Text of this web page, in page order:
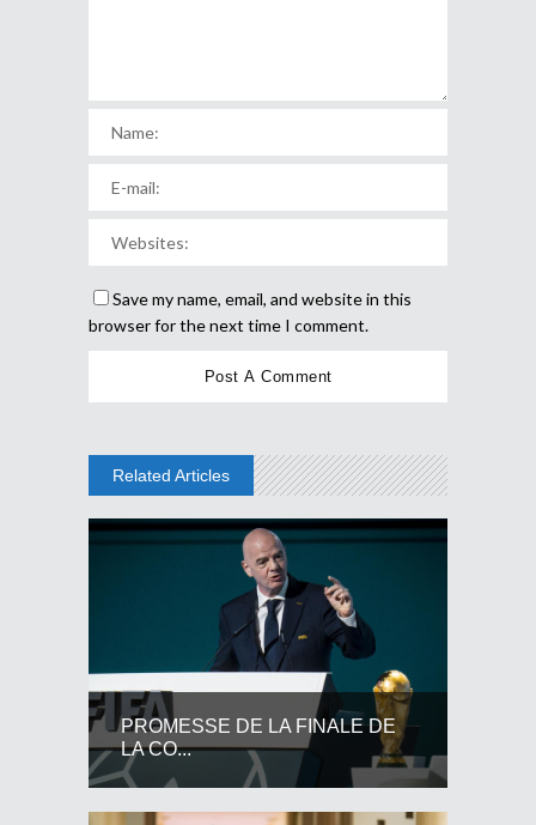
Save my name, email, and website in this
browser for the next time I comment.
Related Articles
PROMESSE DE LA FINALE DE
LA CO...